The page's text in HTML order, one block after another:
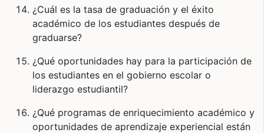
¿Cuál es la tasa de graduación y el éxito
académico de los estudiantes después de
graduarse?
¿Qué oportunidades hay para la participación de
los estudiantes en el gobierno escolar o
liderazgo estudiantil?
¿Qué programas de enriquecimiento académico y
oportunidades de aprendizaje experiencial están